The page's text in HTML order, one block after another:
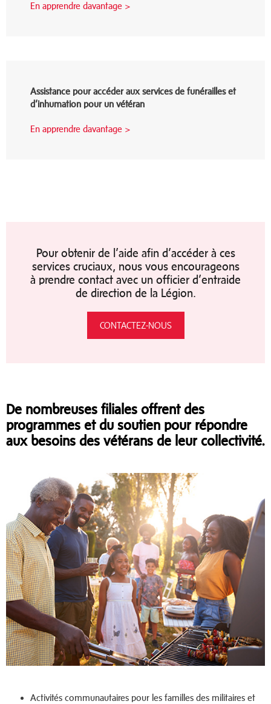
En apprendre davantage >
Assistance pour accéder aux services de funérailles et
d’inhumation pour un vétéran
En apprendre davantage >
Pour obtenir de l’aide afin d’accéder à ces
services cruciaux, nous vous encourageons
à prendre contact avec un officier d’entraide
de direction de la Légion.
CONTACTEZ-NOUS
De nombreuses filiales offrent des
programmes et du soutien pour répondre
aux besoins des vétérans de leur collectivité.
Activités communautaires pour les familles des militaires et